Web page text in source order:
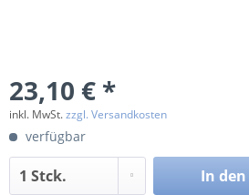
23,10 € *
inkl. MwSt.zzgl. Versandkosten
verfügbar
In den